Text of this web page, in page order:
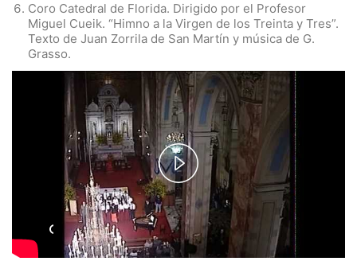
Coro Catedral de Florida. Dirigido por el Profesor
Miguel Cueik. “Himno a la Virgen de los Treinta y Tres”.
Texto de Juan Zorrila de San Martín y música de G.
Grasso.
Play
Video